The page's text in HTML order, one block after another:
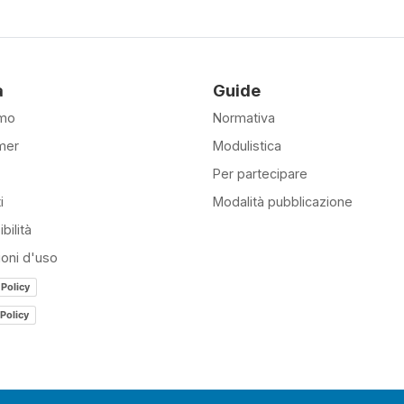
d'uso
Guide
Normativa
Modulistica
Per partecipare
Modalità pubblicazione